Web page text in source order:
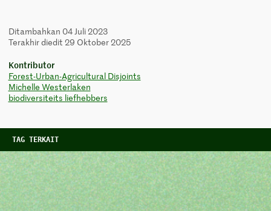
Ditambahkan 04 Juli 2023
Terakhir diedit 29 Oktober 2025
Kontributor
Forest-Urban-Agricultural Disjoints
Michelle Westerlaken
biodiversiteits liefhebbers
TAG TERKAIT